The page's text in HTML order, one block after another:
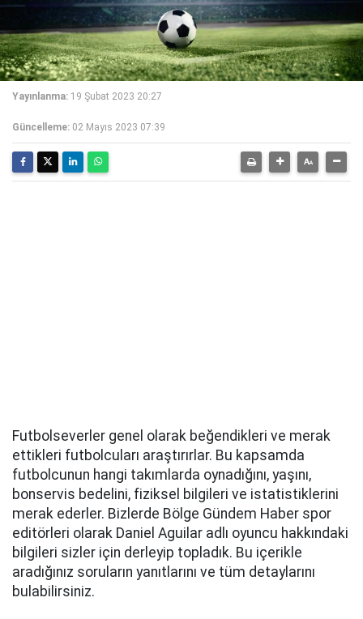
Yayınlanma: 19 Şubat 2023 20:27
Güncelleme: 02 Mayıs 2023 07:39
Futbolseverler genel olarak beğendikleri ve merak
ettikleri futbolcuları araştırırlar. Bu kapsamda
futbolcunun hangi takımlarda oynadığını, yaşını,
bonservis bedelini, fiziksel bilgileri ve istatistiklerini
merak ederler. Bizlerde Bölge Gündem Haber spor
editörleri olarak Daniel Aguilar adlı oyuncu hakkındaki
bilgileri sizler için derleyip topladık. Bu içerikle
aradığınız soruların yanıtlarını ve tüm detaylarını
bulabilirsiniz.